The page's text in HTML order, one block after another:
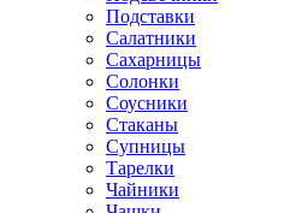
Подставки
Салатники
Сахарницы
Солонки
Соусники
Стаканы
Супницы
Тарелки
Чайники